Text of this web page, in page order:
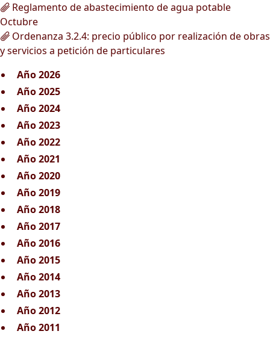
Reglamento de abastecimiento de agua potable
Octubre
Ordenanza 3.2.4: precio público por realización de obras
y servicios a petición de particulares
Año 2026
Año 2025
Año 2024
Año 2023
Año 2022
Año 2021
Año 2020
Año 2019
Año 2018
Año 2017
Año 2016
Año 2015
Año 2014
Año 2013
Año 2012
Año 2011